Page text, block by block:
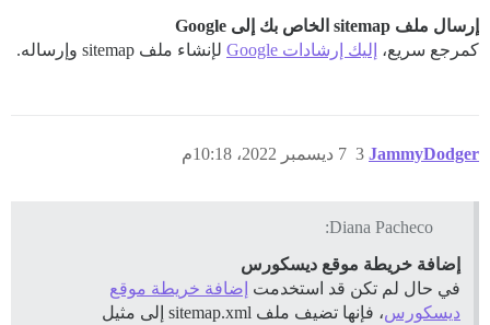
إرسال ملف sitemap الخاص بك إلى Google
كمرجع سريع، إليك إرشادات Google لإنشاء ملف sitemap وإرساله.
JammyDodger 7 ديسمبر 2022، 10:18م 3
Diana Pacheco:
إضافة خريطة موقع ديسكورس
في حال لم تكن قد استخدمت إضافة خريطة موقع
ديسكورس
، فإنها تضيف ملف sitemap.xml إلى مثيل